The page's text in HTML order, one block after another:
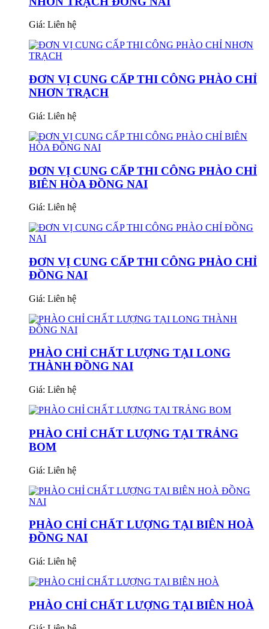
Giá: Liên hệ
ĐƠN VỊ CUNG CẤP THI CÔNG PHÀO CHỈ
NHƠN TRẠCH
Giá: Liên hệ
ĐƠN VỊ CUNG CẤP THI CÔNG PHÀO CHỈ
BIÊN HÒA ĐỒNG NAI
Giá: Liên hệ
ĐƠN VỊ CUNG CẤP THI CÔNG PHÀO CHỈ
ĐỒNG NAI
Giá: Liên hệ
PHÀO CHỈ CHẤT LƯỢNG TẠI LONG
THÀNH ĐỒNG NAI
Giá: Liên hệ
PHÀO CHỈ CHẤT LƯỢNG TẠI TRẢNG
BOM
Giá: Liên hệ
PHÀO CHỈ CHẤT LƯỢNG TẠI BIÊN HOÀ
ĐỒNG NAI
Giá: Liên hệ
PHÀO CHỈ CHẤT LƯỢNG TẠI BIÊN HOÀ